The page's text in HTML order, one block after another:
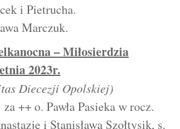
i Pietrucha.
Marczuk.
– Miłosierdzia
2023r.
Diecezji Opolskiej)
++ o. Pawła Pasieka w rocz.
i Stanisława Szołtysik, s.